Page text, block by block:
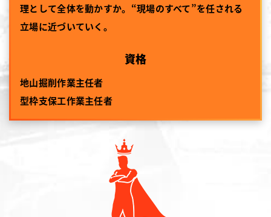
理として全体を動かすか。“現場のすべて”を任される
立場に近づいていく。
資格
地山掘削作業主任者
型枠支保工作業主任者